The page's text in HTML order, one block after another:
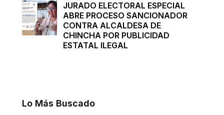
JURADO ELECTORAL ESPECIAL
ABRE PROCESO SANCIONADOR
CONTRA ALCALDESA DE
CHINCHA POR PUBLICIDAD
ESTATAL ILEGAL
Lo Más Buscado